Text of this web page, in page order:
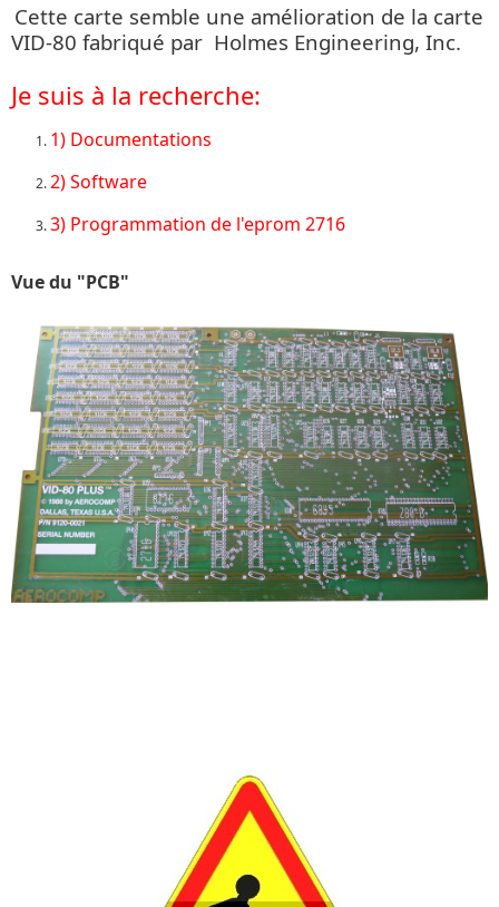
Cette carte semble une amélioration de la carte
VID-80 fabriqué par Holmes Engineering, Inc.
Je suis à la recherche:
1) Documentations
2) Software
3) Programmation de l'eprom 2716
Vue du "PCB"